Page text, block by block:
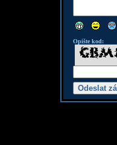
Opište kod: